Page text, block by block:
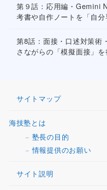
第９話：応用編・Gemini
考書や自作ノートを「自
第8話：面接・口述対策術
さながらの「模擬面接」を
サイトマップ
海技塾とは
塾長の目的
情報提供のお願い
サイト説明